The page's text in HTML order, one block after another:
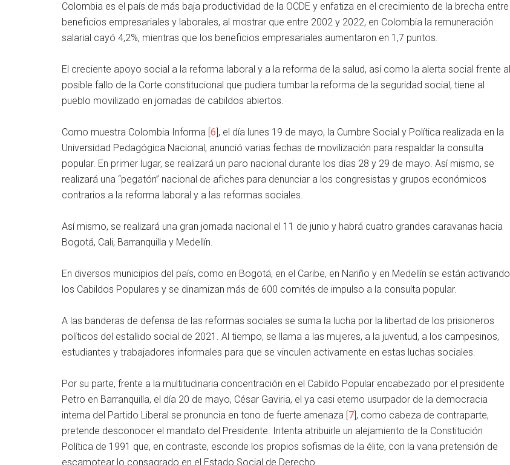
Colombia es el país de más baja productividad de la OCDE y enfatiza en el crecimiento de la brecha entre
beneficios empresariales y laborales, al mostrar que entre 2002 y 2022, en Colombia la remuneración
salarial cayó 4,2%, mientras que los beneficios empresariales aumentaron en 1,7 puntos.
El creciente apoyo social a la reforma laboral y a la reforma de la salud, así como la alerta social frente al
posible fallo de la Corte constitucional que pudiera tumbar la reforma de la seguridad social, tiene al
pueblo movilizado en jornadas de cabildos abiertos.
Como muestra Colombia Informa [ 6 ], el día lunes 19 de mayo, la Cumbre Social y Política realizada en la
Universidad Pedagógica Nacional, anunció varias fechas de movilización para respaldar la consulta
popular. En primer lugar, se realizará un paro nacional durante los días 28 y 29 de mayo. Así mismo, se
realizará una “pegatón” nacional de afiches para denunciar a los congresistas y grupos económicos
contrarios a la reforma laboral y a las reformas sociales.
Así mismo, se realizará una gran jornada nacional el 11 de junio y habrá cuatro grandes caravanas hacia
Bogotá, Cali, Barranquilla y Medellín.
En diversos municipios del país, como en Bogotá, en el Caribe, en Nariño y en Medellín se están activando
los Cabildos Populares y se dinamizan más de 600 comités de impulso a la consulta popular.
A las banderas de defensa de las reformas sociales se suma la lucha por la libertad de los prisioneros
políticos del estallido social de 2021. Al tiempo, se llama a las mujeres, a la juventud, a los campesinos,
estudiantes y trabajadores informales para que se vinculen activamente en estas luchas sociales.
Por su parte, frente a la multitudinaria concentración en el Cabildo Popular encabezado por el presidente
Petro en Barranquilla, el día 20 de mayo, César Gaviria, el ya casi eterno usurpador de la democracia
interna del Partido Liberal se pronuncia en tono de fuerte amenaza [ 7 ], como cabeza de contraparte,
pretende desconocer el mandato del Presidente. Intenta atribuirle un alejamiento de la Constitución
Política de 1991 que, en contraste, esconde los propios sofismas de la élite, con la vana pretensión de
escamotear lo consagrado en el Estado Social de Derecho.